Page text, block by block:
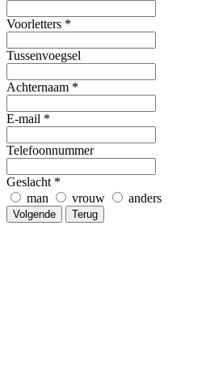
Voorletters *
Tussenvoegsel
Achternaam *
E-mail *
Telefoonnummer
Geslacht *
man
vrouw anders
Volgende Terug